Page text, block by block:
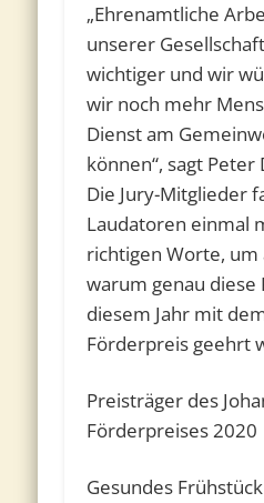
„Ehrenamtliche
unserer
wichtiger und wir
wir noch mehr
Dienst am
können“, sagt
Die Jury-Mitglieder
Laudatoren einmal
richtigen Worte, um
warum genau diese
diesem Jahr mit
Förderpreis geehrt
Preisträger des
Förderpreises 2020
Gesundes